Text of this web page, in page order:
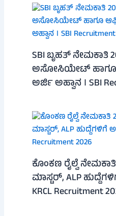
SBI ಬೃಹತ್ ನೇಮಕಾತಿ
ಅಸೋಸಿಯೇಟ್ ಹಾಗೂ
ಅರ್ಜಿ ಅಹ್ವಾನ । SBI
ಕೊಂಕಣ ರೈಲ್ವೆ
ಮಾಸ್ಟರ್, ALP
KRCL Recruitment